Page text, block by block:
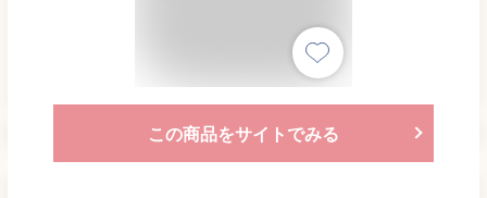
この商品をサイトでみる